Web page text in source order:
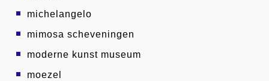
michelangelo
mimosa scheveningen
moderne kunst museum
moezel